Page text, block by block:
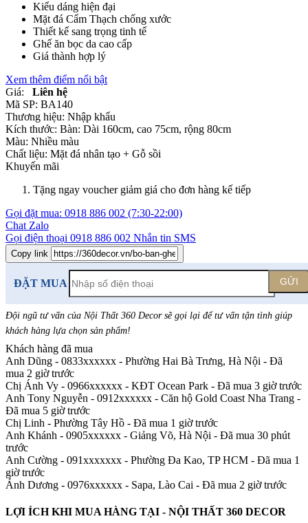
Kiểu dáng hiện đại
Mặt đá Cẩm Thạch chống xước
Thiết kế sang trọng tinh tế
Ghế ăn bọc da cao cấp
Giá thành hợp lý
Xem thêm điểm nổi bật
Giá:
Liên hệ
Mã SP: BA140
Thương hiệu: Nhập khẩu
Kích thước: Bàn: Dài 160cm, cao 75cm, rộng 80cm
Màu: Nhiều màu
Chất liệu: Mặt đá nhân tạo + Gỗ sồi
Khuyến mãi
Tặng ngay voucher giảm giá cho đơn hàng kế tiếp
Gọi đặt mua: 0918 886 002 (7:30-22:00)
Chat Zalo
Gọi điện thoại 0918 886 002 Nhắn tin SMS
Copy link
ĐẶT MUA GỬI
Đội ngũ tư vấn của Nội Thất 360 Decor sẽ gọi lại để tư vấn tận tình giúp
khách hàng lựa chọn sản phẩm!
Khách hàng đã mua
Anh Dũng - 0833xxxxxx - Phường Hai Bà Trưng, Hà Nội - Đã
mua 2 giờ trước
Chị Ánh Vy - 0966xxxxxx - KĐT Ocean Park - Đã mua 3 giờ trước
Anh Tony Nguyễn - 0912xxxxxx - Căn hộ Gold Coast Nha Trang -
Đã mua 5 giờ trước
Chị Linh - Phường Tây Hồ - Đã mua 1 giờ trước
Anh Khánh - 0905xxxxxx - Giảng Võ, Hà Nội - Đã mua 30 phút
trước
Anh Cường - 091xxxxxxx - Phường Đa Kao, TP HCM - Đã mua 1
giờ trước
Ánh Dương - 0976xxxxxx - Sapa, Lào Cai - Đã mua 2 giờ trước
LỢI ÍCH KHI MUA HÀNG TẠI - NỘI THẤT 360 DECOR